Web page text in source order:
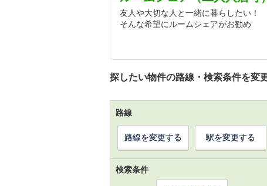
友人や大切な人と一緒に暮らしたい！
そんな希望にルームシェアがお勧め
探したい物件の路線・検索条件を変
路線
路線を変更する 駅を変更する
検索条件